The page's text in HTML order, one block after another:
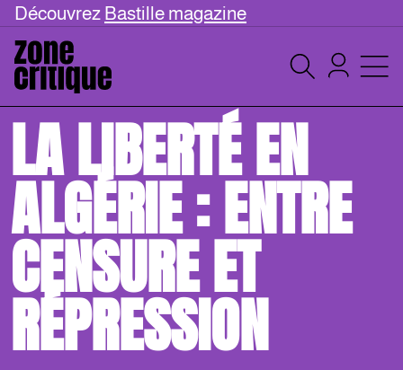
Découvrez Bastille magazine
LA LIBERTÉ EN
ALGÉRIE : ENTRE
CENSURE ET
RÉPRESSION